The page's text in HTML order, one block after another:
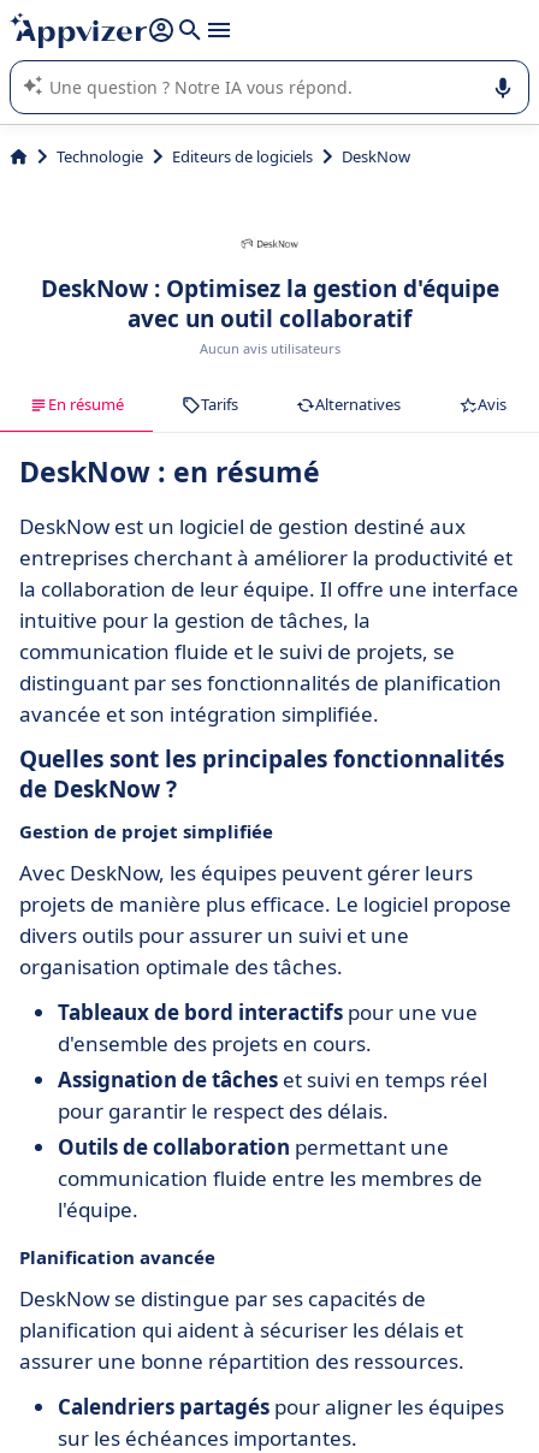
répondre (plusieurs lignes avec
L'IA de Appvizer vous guide dans l'utilisation ou la sélection de
logiciel SaaS en entreprise.
Technologie Editeurs de logiciels DeskNow
DeskNow : Optimisez la gestion d'équipe
avec un outil collaboratif
Aucun avis utilisateurs
En résumé Tarifs Alternatives Avis
DeskNow : en résumé
DeskNow est un logiciel de gestion destiné aux
entreprises cherchant à améliorer la productivité et
la collaboration de leur équipe. Il offre une interface
intuitive pour la gestion de tâches, la
communication fluide et le suivi de projets, se
distinguant par ses fonctionnalités de planification
avancée et son intégration simplifiée.
Quelles sont les principales fonctionnalités
de DeskNow ?
Gestion de projet simplifiée
Avec DeskNow, les équipes peuvent gérer leurs
projets de manière plus efficace. Le logiciel propose
divers outils pour assurer un suivi et une
organisation optimale des tâches.
Tableaux de bord interactifs pour une vue
d'ensemble des projets en cours.
Assignation de tâches et suivi en temps réel
pour garantir le respect des délais.
Outils de collaboration permettant une
communication fluide entre les membres de
l'équipe.
Planification avancée
DeskNow se distingue par ses capacités de
planification qui aident à sécuriser les délais et
assurer une bonne répartition des ressources.
Calendriers partagés pour aligner les équipes
sur les échéances importantes.